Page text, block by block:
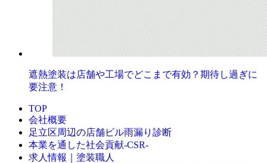
遮熱塗装は店舗や工場でどこまで有効？期待し過ぎに
要注意！
TOP
会社概要
足立区周辺の店舗ビル雨漏り診断
本業を通した社会貢献-CSR-
求人情報｜塗装職人